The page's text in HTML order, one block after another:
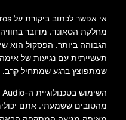
מחלקת הסאונד. מדובר
הגבוהה ביותר. הפסקול הוא
תעשייתית עם נגיעות של
שמתפוצץ ברגע שמתחיל קרב.
מהטובים ששמעתי. אתם